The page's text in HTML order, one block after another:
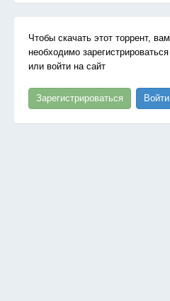
Чтобы скачать этот торрент, вам
необходимо зарегистрироваться
или войти на сайт
Зарегистрироваться Войти